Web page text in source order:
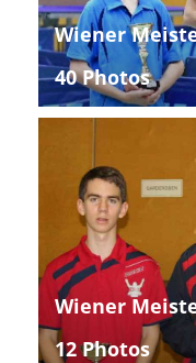
Wiener
40 Photos
Wiener
12 Photos